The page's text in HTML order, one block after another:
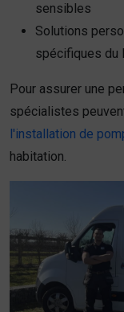
sensibles
Solutions
spécifiques du
Pour assurer une
spécialistes
l'installation de
habitation.